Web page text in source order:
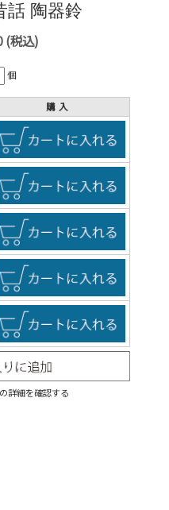
話 陶器鈴
(税込)
個
購入
詳細を確認する